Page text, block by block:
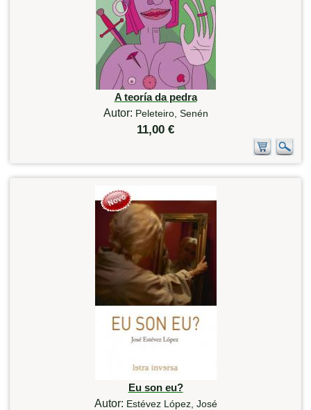
A teoría da pedra
Autor: Peleteiro, Senén
11,00 €
Eu son eu?
Autor: Estévez López, José